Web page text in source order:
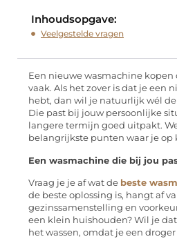
Inhoudsopgave:
Veelgestelde vragen
Een nieuwe wasmachine
vaak. Als het zover is dat je een
hebt, dan wil je natuurlijk wél
Die past bij jouw persoonlijke
langere termijn goed uitpakt.
belangrijkste punten waar je op
Een wasmachine die bij jou
Vraag je je af wat de beste
de beste oplossing is, hangt af
gezinssamenstelling en
een klein huishouden? Wil je
het wassen, omdat je een